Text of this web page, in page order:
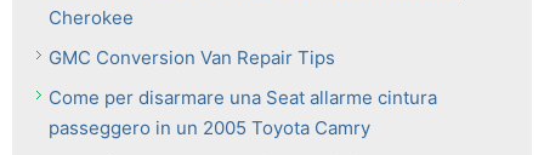
Cherokee
GMC Conversion Van Repair Tips
Come per disarmare una Seat allarme cintura
passeggero in un 2005 Toyota Camry